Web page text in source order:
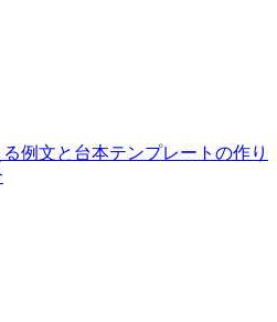
例文と台本テンプレートの作り